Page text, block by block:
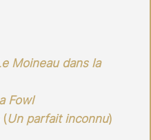
Moineau dans la
Fowl
(Un parfait inconnu)